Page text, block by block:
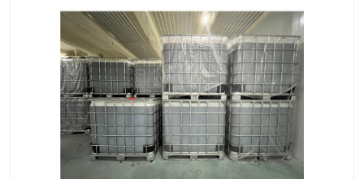
橄榄果渣油 精炼橄榄油